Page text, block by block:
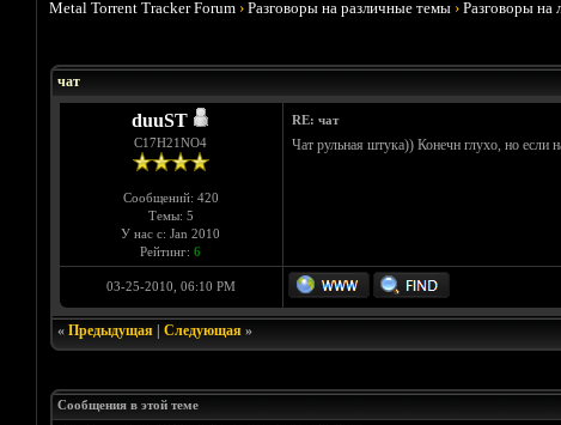
Metal Torrent Tracker Forum ›Разговоры на различные темы ›Разговоры
чат
duuST
С17H21NO4
Сообщений: 420
Темы: 5
У нас с: Jan 2010
Рейтинг: 6
RE: чат
Чат рульная штука)) Конечн глухо, но если
03-25-2010, 06:10 PM
« Предыдущая| Следующая»
Сообщения в этой теме